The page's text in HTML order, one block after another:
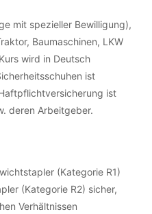
mit spezieller Bewilligung),
Baumaschinen, LKW
wird in Deutsch
ist
ist
deren Arbeitgeber.
(Kategorie R1)
(Kategorie R2) sicher,
Verhältnissen